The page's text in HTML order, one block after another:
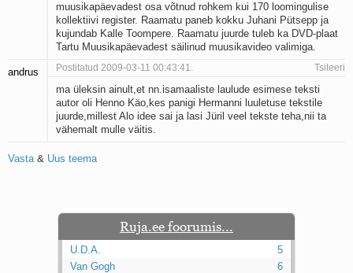
muusikapäevadest osa võtnud rohkem kui 170 loomingulise
kollektiivi register. Raamatu paneb kokku Juhani Pütsepp ja
kujundab Kalle Toompere. Raamatu juurde tuleb ka DVD-plaat
Tartu Muusikapäevadest säilinud muusikavideo valimiga.
andrus Postitatud 2009-03-11 00:43:41. Tsiteeri
ma üleksin ainult,et nn.isamaaliste laulude esimese teksti
autor oli Henno Käo,kes panigi Hermanni luuletuse tekstile
juurde,millest Alo idee sai ja lasi Jüril veel tekste teha,nii ta
vähemalt mulle väitis.
Vasta& Uus teema
Ruja.ee foorumis...
U.D.A.
5
Van Gogh
6